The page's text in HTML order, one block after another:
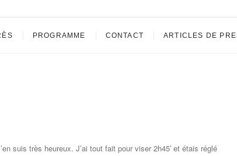
PROGRAMME CONTACT ARTICLES DE
suis très heureux. J’ai tout fait pour viser 2h45′ et étais réglé